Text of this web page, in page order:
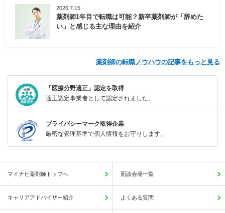
2026.7.15
薬剤師1年目で転職は可能？新卒薬剤師が「辞めた
い」と感じる主な理由を紹介
薬剤師の転職ノウハウの記事をもっと見る
「医療分野適正」認定を取得
適正認定事業者として認定されました。
プライバシーマーク取得企業
厳密な管理基準で個人情報をお守りします。
マイナビ薬剤師トップへ 面談会場一覧
キャリアアドバイザー紹介 よくある質問